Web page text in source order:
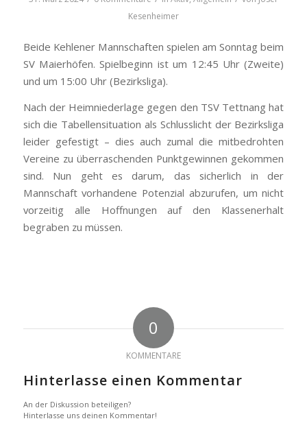
Kesenheimer
Beide Kehlener Mannschaften spielen am Sonntag beim
SV Maierhöfen. Spielbeginn ist um 12:45 Uhr (Zweite)
und um 15:00 Uhr (Bezirksliga).
Nach der Heimniederlage gegen den TSV Tettnang hat
sich die Tabellensituation als Schlusslicht der Bezirksliga
leider gefestigt – dies auch zumal die mitbedrohten
Vereine zu überraschenden Punktgewinnen gekommen
sind. Nun geht es darum, das sicherlich in der
Mannschaft vorhandene Potenzial abzurufen, um nicht
vorzeitig alle Hoffnungen auf den Klassenerhalt
begraben zu müssen.
0
KOMMENTARE
Hinterlasse einen Kommentar
An der Diskussion beteiligen?
Hinterlasse uns deinen Kommentar!